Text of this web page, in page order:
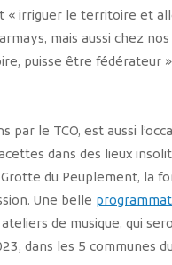
« irriguer le territoire et
mais aussi chez
puisse être fédérateur »
le TCO, est aussi
dans des lieux
du Peuplement, la
Une belle
de musique, qui
dans les 5 communes